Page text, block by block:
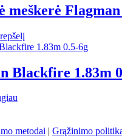
meškerė
Blackfire 1.83m
metodai Grąžinimo